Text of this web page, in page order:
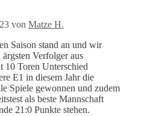
von Matze H.
Saison stand an und wir
Verfolger aus
10 Toren Unterschied
E1 in diesem Jahr die
Spiele gewonnen und zudem
als beste Mannschaft
21:0 Punkte stehen.